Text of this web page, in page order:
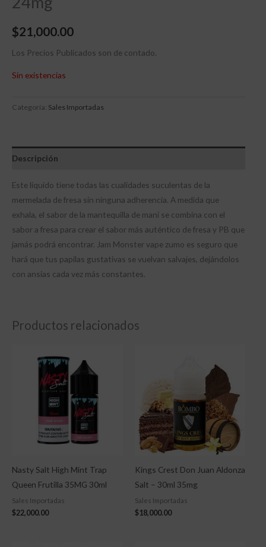
$21,000.00
Los Precios Publicados son de contado.
Sin existencias
Categoría: Sales Importadas
Descripción
Este liquido tiene todas las cualidades suculentas de la
mermelada de fresa sin ninguna adherencia. A medida que
exhala, el sabor de la mantequilla de maní se combina con el
sabor a fresa para crear el sabor más auténtico de fresa y PB que
jamás podrá encontrar. Jam Monster vape zumo es seguro que
hará que tus papilas gustativas se vuelvan salvajes, dejándolos
con ansias cada vez más constantes.
Productos relacionados
Nasty Salt High Mint Trap
Queen Frutilla 35MG 30ml
Sales Importadas
$22,000.00
Kings Crest Don Juan Aldonza
Salt – 30ml 35mg
Sales Importadas
$18,000.00